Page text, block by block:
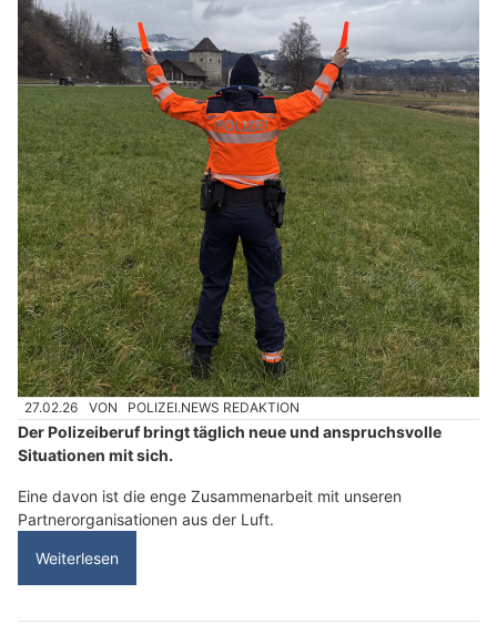
27.02.26 VON POLIZEI.NEWS REDAKTION
Der Polizeiberuf bringt täglich neue und anspruchsvolle
Situationen mit sich.
Eine davon ist die enge Zusammenarbeit mit unseren
Partnerorganisationen aus der Luft.
Weiterlesen